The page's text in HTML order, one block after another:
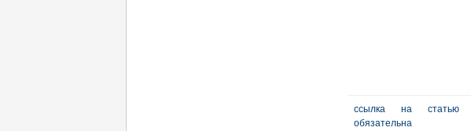
ссылка на статью
обязательна